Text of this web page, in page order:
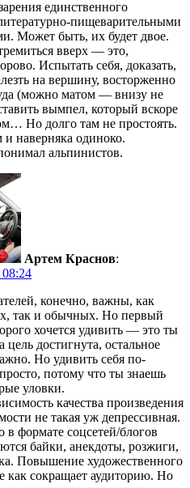
единственного
пищеварительными
Может быть, их будет двое.
вверх — это,
Испытать себя, доказать,
на вершину, восторженно
(можно матом — внизу не
вымпел, который вскоре
Но долго там не простоять.
и наверняка одиноко.
альпинистов.
Артем Краснов:
конечно, важны, как
так и обычных. Но первый
хочется удивить — это ты
цель достигнута, остальное
Но удивить себя по-
потому что ты знаешь
уловки.
качества произведения
не такая уж депрессивная.
в формате соцсетей/блогов
байки, анекдоты, розжиги,
Повышение художественного
как сокращает аудиторию. Но